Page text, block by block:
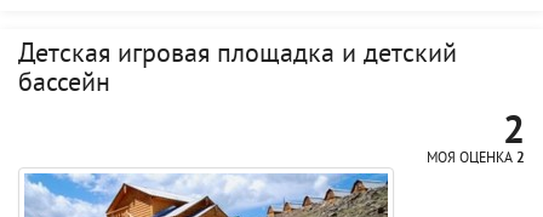
Детская игровая площадка и детский
бассейн
2
МОЯ ОЦЕНКА 2